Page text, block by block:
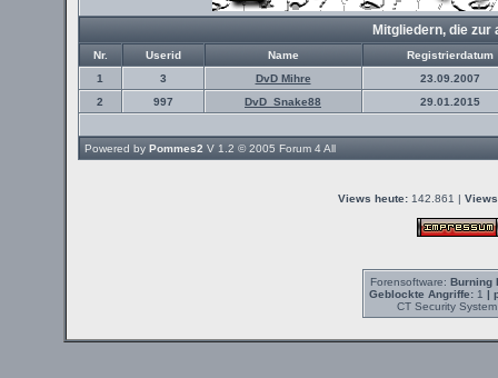
Mitgliedern, die
Nr. Userid Name
Registrierdatum
1
3 DvD Mihre
23.09.2007
2
997 DvD_Snake88 29.01.2015
Powered by Pommes2 V 1.2 © 2005 Forum 4 All
Views heute: 142.861 |
Forensoftware: Burning
Geblockte Angriffe:1 |
CT Security